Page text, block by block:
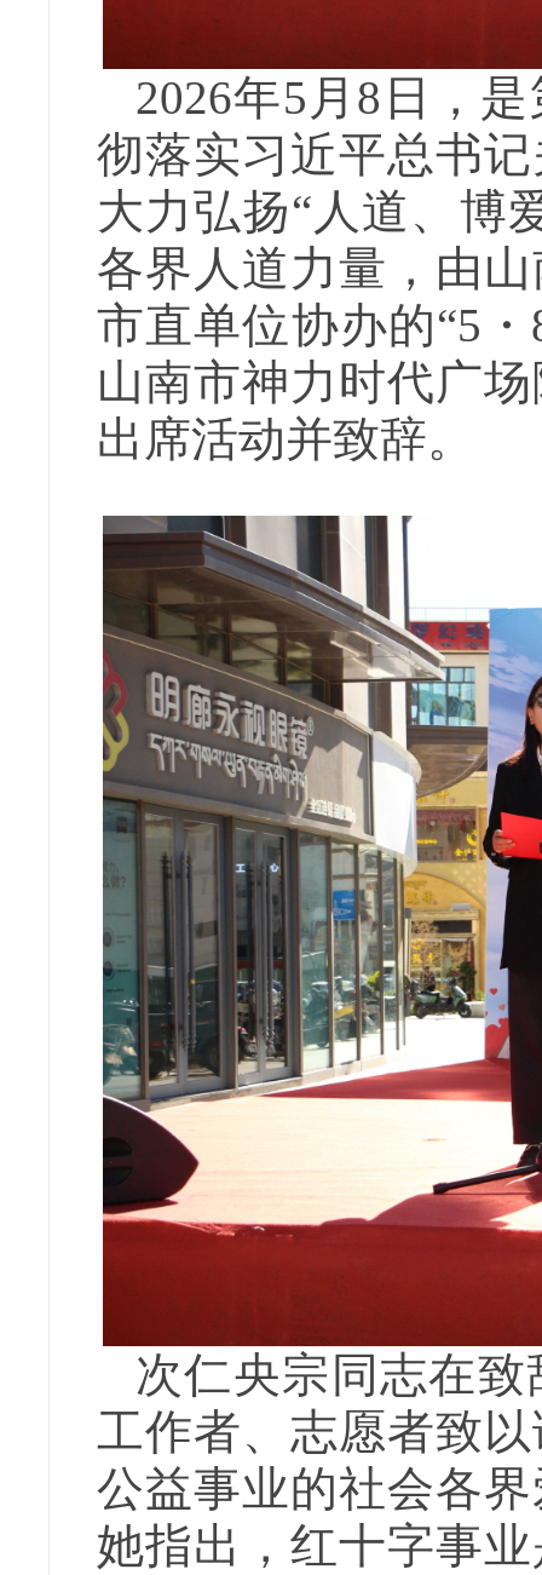
2026年5月8日，
彻落实习近平总书
大力弘扬“人道、博
各界人道力量，由
市直单位协办的“5
山南市神力时代广
出席活动并致辞。
次仁央宗同志在
工作者、志愿者致
公益事业的社会各
她指出，红十字事